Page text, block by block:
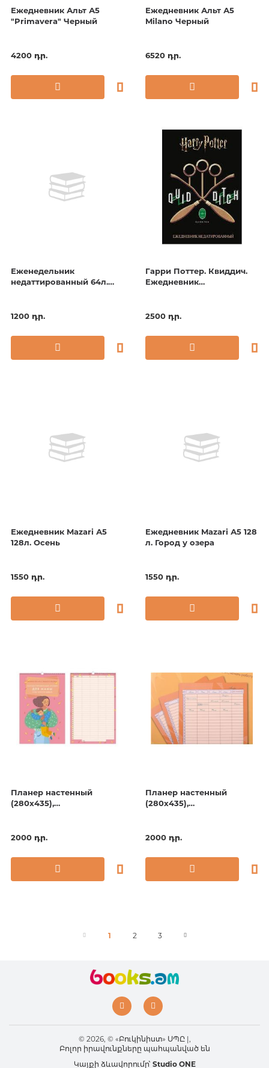
Ежедневник Альт А5
"Primavera" Черный
4200 դր.
Ежедневник Альт А5
Milano Черный
6520 դր.
Еженедельник
недаттированный 64л.
1200 դր.
Гарри Поттер. Квиддич.
Ежедневник
2500 դր.
Ежедневник Mazari А5
128л. Осень
1550 դր.
Ежедневник Mazari А5 128
л. Город у озера
1550 դր.
Планер настенный
(280х435),
For mum
2000 դր.
Планер настенный
(280х435),
Family time
2000 դր.
1 2 3
© 2026, © «Բուկինիստ» ՍՊԸ |,
Բոլոր իրավունքները պահպանված են
Կայքի ձևավորումը՝ Studio ONE